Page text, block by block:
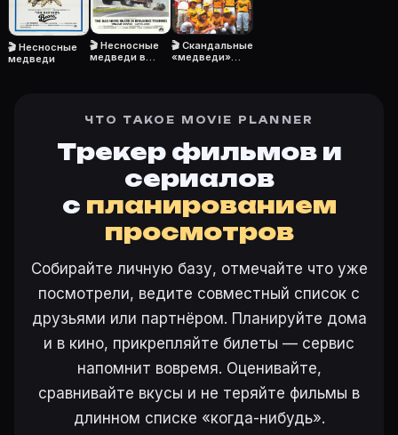
Режиссёр — Уильям Эшер. В сериале «Несносные
Как добавить «Несносные медведи» в свой список
Откройте «Несносные медведи (1979)» на Movie
Ещё на Movie Planner
Интересные факты о фильмах·Как вести watchlist
Другие карточки: Фильм 77647·Фильм 24287
🎬 Несносные
медведи
🎬 Несносные
медведи в
🎬 Скандальные
«медведи»
ЧТО ТАКОЕ MOVIE PLANNER
Трекер фильмов и
сериалов
с планированием
просмотров
Собирайте личную базу, отмечайте что уже
посмотрели, ведите совместный список с
друзьями или партнёром. Планируйте дома
и в кино, прикрепляйте билеты — сервис
напомнит вовремя. Оценивайте,
сравнивайте вкусы и не теряйте фильмы в
длинном списке «когда-нибудь».